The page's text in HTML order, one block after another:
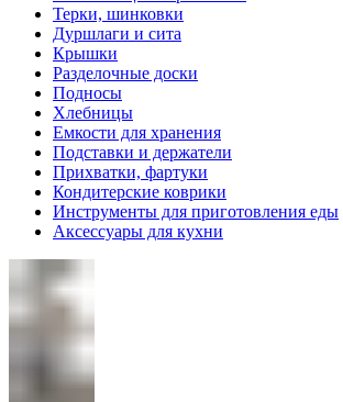
Терки, шинковки
Дуршлаги и сита
Крышки
Разделочные доски
Подносы
Хлебницы
Емкости для хранения
Подставки и держатели
Прихватки, фартуки
Кондитерские коврики
Инструменты для приготовления еды
Аксессуары для кухни